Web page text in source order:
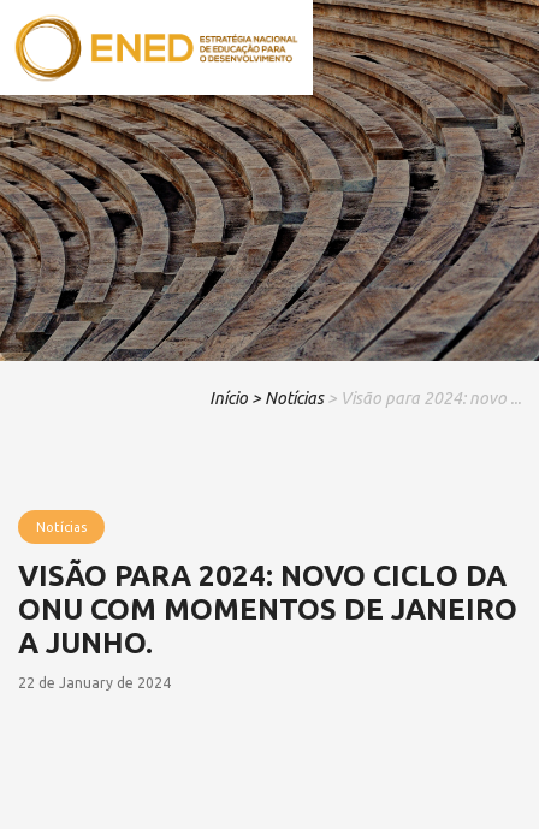
Início > Notícias > Visão para 2024: novo ...
Notícias
VISÃO PARA 2024: NOVO CICLO DA
ONU COM MOMENTOS DE JANEIRO
A JUNHO.
22 de January de 2024